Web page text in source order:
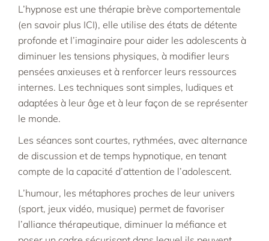
L’hypnose est une thérapie brève comportementale
(en savoir plus ICI), elle utilise des états de détente
profonde et l’imaginaire pour aider les adolescents à
diminuer les tensions physiques, à modifier leurs
pensées anxieuses et à renforcer leurs ressources
internes. Les techniques sont simples, ludiques et
adaptées à leur âge et à leur façon de se représenter
le monde.​
Les séances sont courtes, rythmées, avec alternance
de discussion et de temps hypnotique, en tenant
compte de la capacité d’attention de l’adolescent.​
L’humour, les métaphores proches de leur univers
(sport, jeux vidéo, musique) permet de favoriser
l’alliance thérapeutique, diminuer la méfiance et